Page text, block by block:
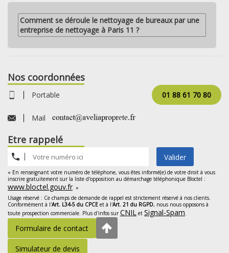
Comment se déroule le nettoyage de bureaux par une
entreprise de nettoyage à Paris 11 ?
Nos coordonnées
Portable 01 88 61 70 80
Mail
Etre rappelé
Valider
« En renseignant votre numéro de téléphone, vous êtes informé(e) de votre droit à vous
inscrire gratuitement sur la liste d'opposition au démarchage téléphonique Bloctel :
www.bloctel.gouv.fr. »
Usage réservé : Ce champs de demande de rappel est strictement réservé à nos clients.
Conformément à l'Art. L34-5 du CPCE et à l'Art. 21 du RGPD, nous nous opposons à
toute prospection commerciale. Plus d'infos surCNIL et Signal-Spam.
Formulaire de contact
Simulateur de devis